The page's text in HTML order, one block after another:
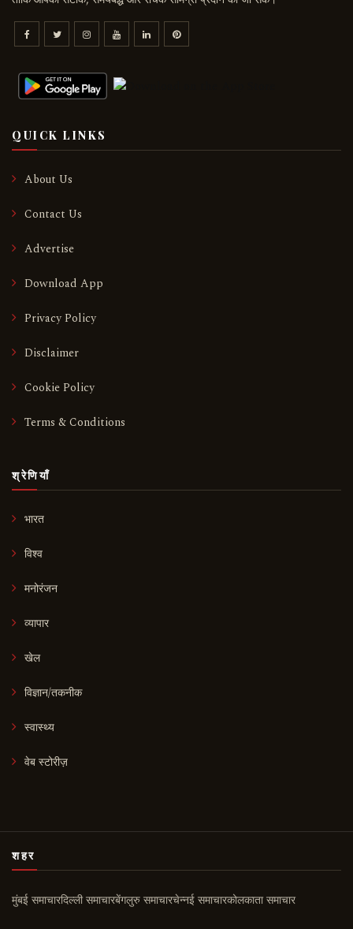
QUICK LINKS
About Us
Contact Us
Advertise
Download App
Privacy Policy
Disclaimer
Cookie Policy
Terms & Conditions
श्रेणियाँ
भारत
विश्व
मनोरंजन
व्यापार
खेल
विज्ञान/तकनीक
स्वास्थ्य
वेब स्टोरीज़
शहर
मुंबई समाचारदिल्ली समाचारबेंगलुरु समाचारचेन्नई समाचारकोलकाता समाचार